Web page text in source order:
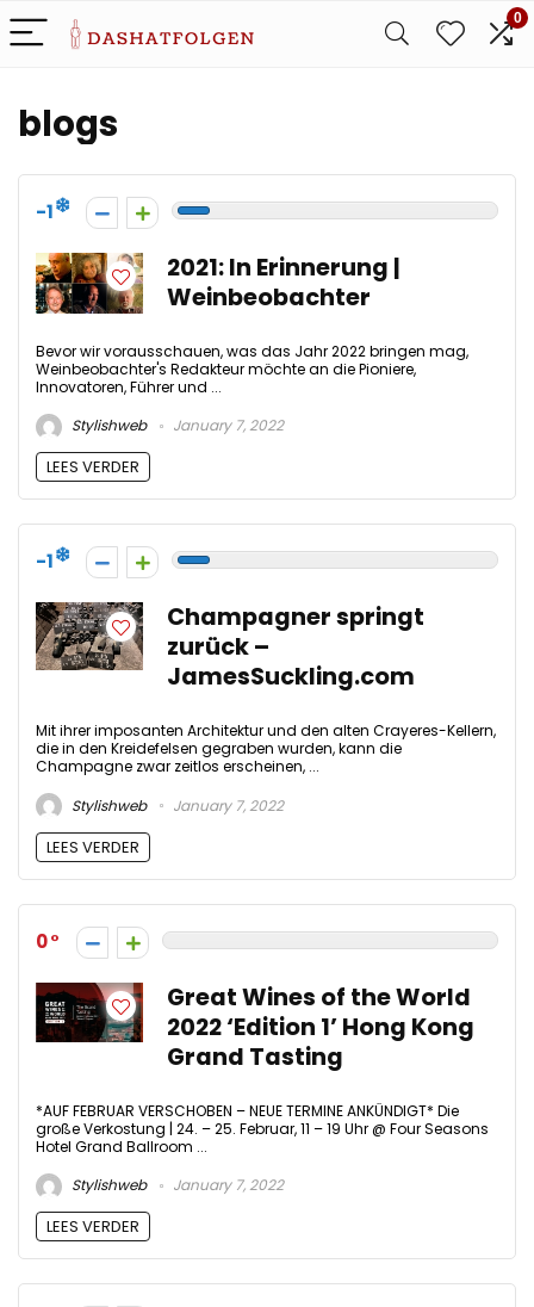
0
blogs
-1
2021: In Erinnerung |
Weinbeobachter
Bevor wir vorausschauen, was das Jahr 2022 bringen mag,
Weinbeobachter's Redakteur möchte an die Pioniere,
Innovatoren, Führer und ...
Stylishweb
January 7, 2022
LEES VERDER
-1
Champagner springt
zurück –
JamesSuckling.com
Mit ihrer imposanten Architektur und den alten Crayeres-Kellern,
die in den Kreidefelsen gegraben wurden, kann die
Champagne zwar zeitlos erscheinen, ...
Stylishweb
January 7, 2022
LEES VERDER
0
Great Wines of the World
2022 ‘Edition 1’ Hong Kong
Grand Tasting
*AUF FEBRUAR VERSCHOBEN – NEUE TERMINE ANKÜNDIGT* Die
große Verkostung | 24. – 25. Februar, 11 – 19 Uhr @ Four Seasons
Hotel Grand Ballroom ...
Stylishweb
January 7, 2022
LEES VERDER